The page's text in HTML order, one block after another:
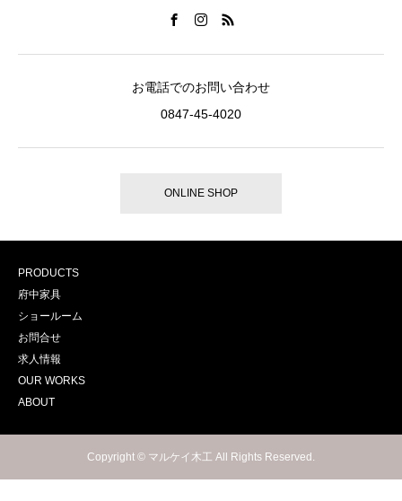
お電話でのお問い合わせ
0847-45-4020
ONLINE SHOP
PRODUCTS
府中家具
ショールーム
お問合せ
求人情報
OUR WORKS
ABOUT
Copyright © マルケイ木工 All Rights Reserved.